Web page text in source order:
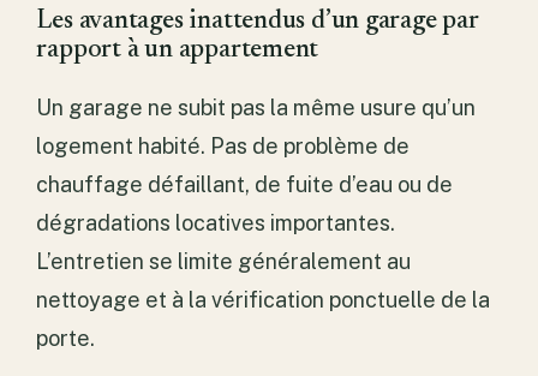
Les avantages inattendus d’un garage par
rapport à un appartement
Un garage ne subit pas la même usure qu’un
logement habité. Pas de problème de
chauffage défaillant, de fuite d’eau ou de
dégradations locatives importantes.
L’entretien se limite généralement au
nettoyage et à la vérification ponctuelle de la
porte.